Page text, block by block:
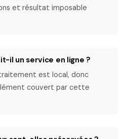
et résultat imposable
il un service en ligne ?
est local, donc
couvert par cette